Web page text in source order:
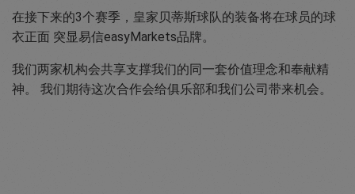
在接下来的3个赛季，皇家贝蒂斯球队的装备将在球员的球
衣正面 突显易信easyMarkets品牌。
我们两家机构会共享支撑我们的同一套价值理念和奉献精
神。 我们期待这次合作会给俱乐部和我们公司带来机会。